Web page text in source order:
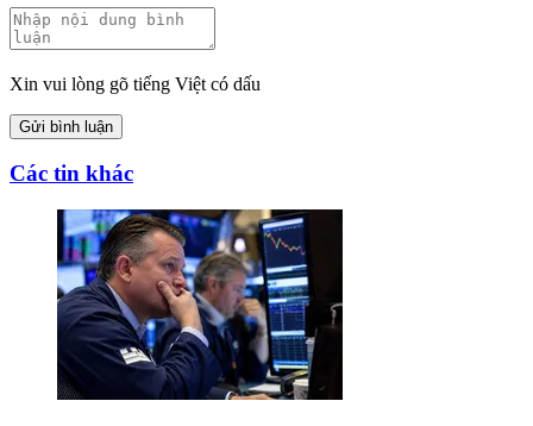
Xin vui lòng gõ tiếng Việt có dấu
Gửi bình luận
Các tin khác